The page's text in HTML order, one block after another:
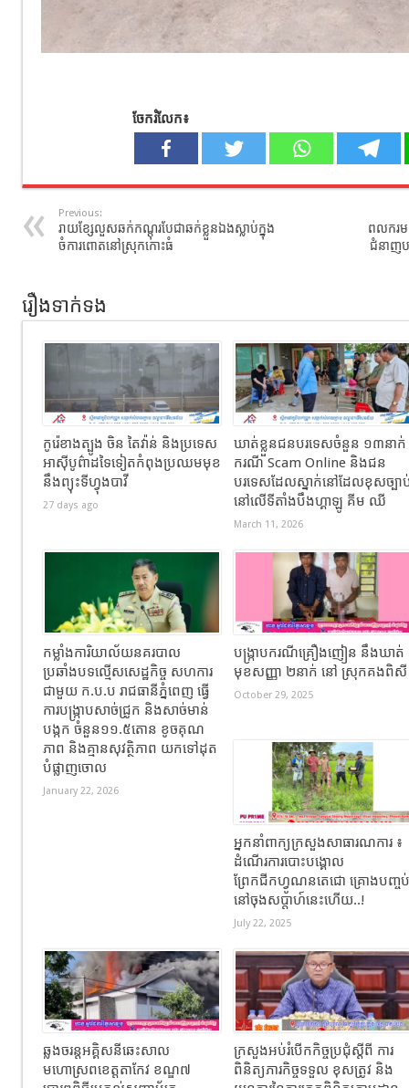
ចែករំលែក៖
Previous:
រាយខ្សែលួសឆក់កណ្ដុរបែជាឆក់ខ្លួនឯងស្លាប់ក្នុង
ចំការពោតនៅស្រុកកោះធំ
ពលករម
ជំនាញប
រឿងទាក់ទង
កូរ៉េខាងត្បូង ចិន តៃវ៉ាន់ និងប្រទេស
អាស៊ីបូព៌ាដទៃទៀតកំពុងប្រឈមមុខ
នឹងព្យុះទីហ្វុងបាវី
27 days ago
ឃាត់ខ្លួនជនបរទេសចំនួន ១៣នាក់
ករណី Scam Online និងជន
បរទេសដែលស្នាក់នៅដែលខុសច្បា
នៅលើទីតាំងបឹងហ្គាឡូ គីម ឈី
March 11, 2026
កម្លាំងការិយាល័យនគរបាល
ប្រឆាំងបទល្មើសសេដ្ឋកិច្ច សហការ
ជាមួយ ក.ប.ប រាជធានីភ្នំពេញ ធ្វើ
ការបង្ក្រាបសាច់ជ្រូក និងសាច់មាន់
បង្កក ចំនួន១១.៥តោន ខូចគុណ
ភាព និងគ្មានសុវត្ថិភាព យកទៅដុត
បំផ្លាញចោល
January 22, 2026
បង្ក្រាបករណីគ្រឿងញៀន នឹងឃាត់
មុខសញ្ញា ២នាក់ នៅ ស្រុកគងពិ
October 29, 2025
អ្នកនាំពាក្យក្រសួងសាធារណការ ៖
ដំណើរការបោះបង្គោល
ព្រែកជីកហ្វូណនតេជោ គ្រោងបញ្ចប់
នៅចុងសប្តាហ៍នេះហើយ..!
July 22, 2025
ឆ្លងចរន្តអគ្គិសនីឆេះសាល
មហោស្រពខេត្តតាកែវ ខណ្ឌ៧
ក្រសួងអប់រំបើកកិច្ចប្រជុំស្តីពី ការ
ពិនិត្យភារកិច្ចទទួល ខុសត្រូវ និង